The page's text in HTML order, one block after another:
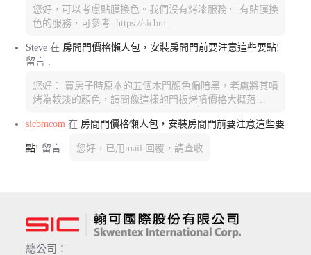
您好，可以考慮貼膜換色。我們沒有烤漆服務。 有貼膜換
色的服務，可參考: https://sicbm…
Steve 在 房間門價格懶人包，安裝房間門前要注意這些要點!
留言 :
您好： 買房子時原本的五個木門顏色偏暗黑，老慮將其噴
烤為較淡的顏色，請問像這樣的門板烤噴價格大概落…
sicbmcom 在 房間門價格懶人包，安裝房間門前要注意這些要
點! 留言 : 您好，已用mail 回覆，請查收
總公司：